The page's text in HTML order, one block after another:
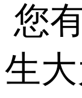
您
生